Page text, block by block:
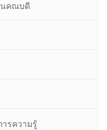
นคณบดี
ารความรู้